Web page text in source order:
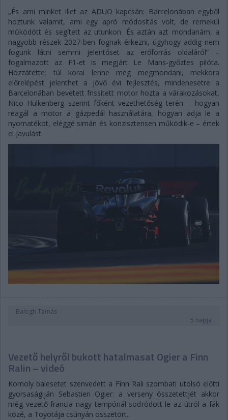
„És ami minket illet az ADUO kapcsán: Barcelonában egyből
hoztunk valamit, ami egy apró módosítás volt, de remekül
működött és segített az utunkon. És aztán azt mondanám, a
nagyobb részek 2027-ben fognak érkezni, úgyhogy addig nem
fogunk látni semmi jelentőset az erőforrás oldaláról” –
fogalmazott az F1-et is megjárt Le Mans-győztes pilóta.
Hozzátette: túl korai lenne még megmondani, mekkora
előrelépést jelenthet a jövő évi fejlesztés, mindenesetre a
Barcelonában bevetett frissített motor hozta a várakozásokat,
Nico Hülkenberg szerint főként vezethetőség terén – hogyan
reagál a motor a gázpedál használatára, hogyan adja le a
nyomatékot, eléggé simán és konzisztensen működik-e – értek
el javulást.
Balogh Tamás
5 napja
Vezető helyről bukott hatalmasat Ogier a Finn
Ralin – videó
Komoly balesetet szenvedett a Finn Rali szombati utolsó előtti
gyorsaságiján Sebastien Ogier: a verseny összetettjét akkor
még vezető francia nagy tempónál sodródott le az útról a fák
közé, a Toyotája csúnyán összetört.